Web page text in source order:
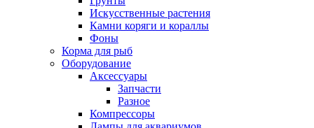
Искусственные растения
Камни коряги и кораллы
Фоны
Корма для рыб
Оборудование
Аксессуары
Запчасти
Разное
Компрессоры